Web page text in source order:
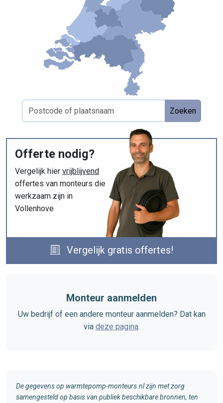
Zoeken
Offerte nodig?
Vergelijk hier vrijblijvend
offertes van monteurs die
werkzaam zijn in
Vollenhove
Vergelijk gratis offertes!
Monteur aanmelden
Uw bedrijf of een andere monteur aanmelden? Dat kan
via deze pagina.
De gegevens op warmtepomp-monteurs.nl zijn met zorg
samengesteld op basis van publiek beschikbare bronnen, ten